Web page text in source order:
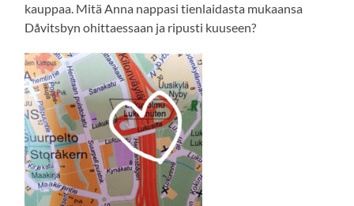
kauppaa. Mitä Anna nappasi tienlaidasta mukaansa
Dåvitsbyn ohittaessaan ja ripusti kuuseen?